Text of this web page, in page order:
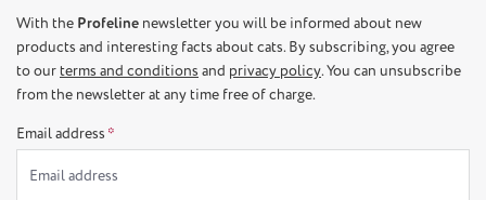
With the Profeline newsletter you will be informed about new
products and interesting facts about cats. By subscribing, you agree
to ourterms and conditions and privacy policy. You can unsubscribe
from the newsletter at any time free of charge.
Email address *